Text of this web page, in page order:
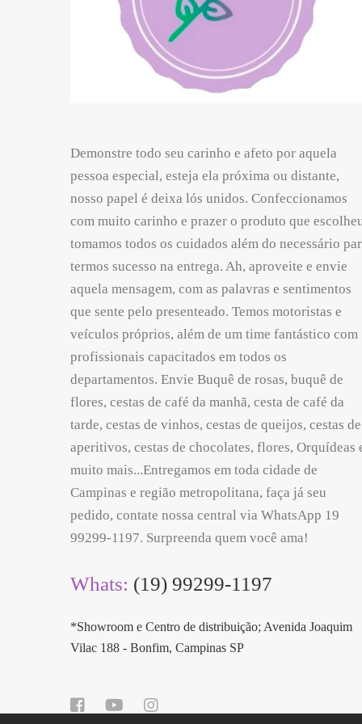
Demonstre todo seu carinho e afeto por aquela
pessoa especial, esteja ela próxima ou distante,
nosso papel é deixa lós unidos. Confeccionamos
com muito carinho e prazer o produto que
tomamos todos os cuidados além do necessário
termos sucesso na entrega. Ah, aproveite e envie
aquela mensagem, com as palavras e sentimentos
que sente pelo presenteado. Temos motoristas e
veículos próprios, além de um time fantástico com
profissionais capacitados em todos os
departamentos. Envie Buquê de rosas, buquê de
flores, cestas de café da manhã, cesta de café da
tarde, cestas de vinhos, cestas de queijos, cestas de
aperitivos, cestas de chocolates, flores, Orquídeas
muito mais...Entregamos em toda cidade de
Campinas e região metropolitana, faça já seu
pedido, contate nossa central via WhatsApp 19
99299-1197. Surpreenda quem você ama!
Whats: (19) 99299-1197
*Showroom e Centro de distribuição; Avenida Joaquim
Vilac 188 - Bonfim, Campinas SP